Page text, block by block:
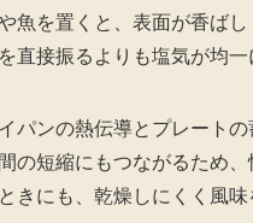
魚を置くと、表面が香ば
直接振るよりも塩気が均
パンの熱伝導とプレート
の短縮にもつながるため
きにも、乾燥しにくく風